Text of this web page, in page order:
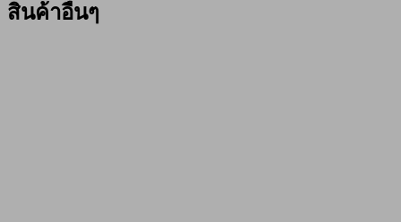
สินค้าอื่นๆ